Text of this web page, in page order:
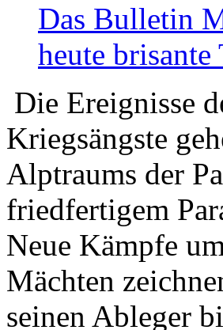
Das Bulletin
heute
Die Ereignisse
Kriegsängste
Alptraums der
friedfertigem
Neue Kämpfe
Mächten
seinen Ableger